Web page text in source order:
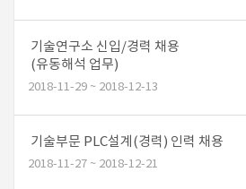
기술연구소 신입/경력 채용
(유동해석 업무)
2018-11-29 ~ 2018-12-13
기술부문 PLC설계(경력) 인력 채용
2018-11-27 ~ 2018-12-21